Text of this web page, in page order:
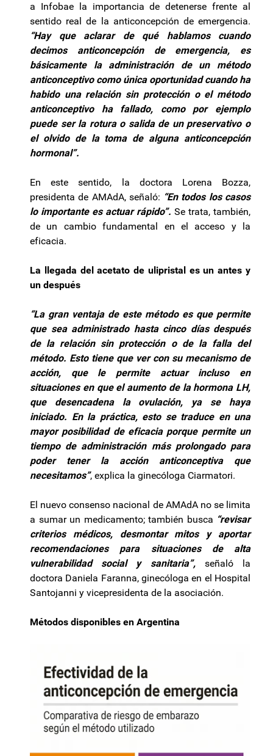
a Infobae la importancia de detenerse frente al
sentido real de la anticoncepción de emergencia.
“Hay que aclarar de qué hablamos cuando
decimos anticoncepción de emergencia, es
básicamente la administración de un método
anticonceptivo como única oportunidad cuando ha
habido una relación sin protección o el método
anticonceptivo ha fallado, como por ejemplo
puede ser la rotura o salida de un preservativo o
el olvido de la toma de alguna anticoncepción
hormonal”.
En este sentido, la doctora Lorena Bozza,
presidenta de AMAdA, señaló: “En todos los casos
lo importante es actuar rápido”. Se trata, también,
de un cambio fundamental en el acceso y la
eficacia.
La llegada del acetato de ulipristal es un antes y
un después
“La gran ventaja de este método es que permite
que sea administrado hasta cinco días después
de la relación sin protección o de la falla del
método. Esto tiene que ver con su mecanismo de
acción, que le permite actuar incluso en
situaciones en que el aumento de la hormona LH,
que desencadena la ovulación, ya se haya
iniciado. En la práctica, esto se traduce en una
mayor posibilidad de eficacia porque permite un
tiempo de administración más prolongado para
poder tener la acción anticonceptiva que
necesitamos”, explica la ginecóloga Ciarmatori.
El nuevo consenso nacional de AMAdA no se limita
a sumar un medicamento; también busca “revisar
criterios médicos, desmontar mitos y aportar
recomendaciones para situaciones de alta
vulnerabilidad social y sanitaria”,señaló la
doctora Daniela Faranna, ginecóloga en el Hospital
Santojanni y vicepresidenta de la asociación.
Métodos disponibles en Argentina